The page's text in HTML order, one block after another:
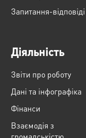
Запитання-відповіді
Діяльність
Звіти про роботу
Дані та інфографіка
Фінанси
Взаємодія з